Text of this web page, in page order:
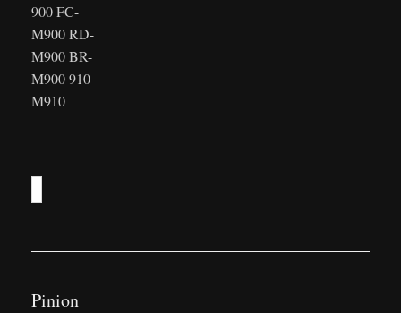
900 FC-
M900 RD-
M900 BR-
M900 910
M910
Pinion